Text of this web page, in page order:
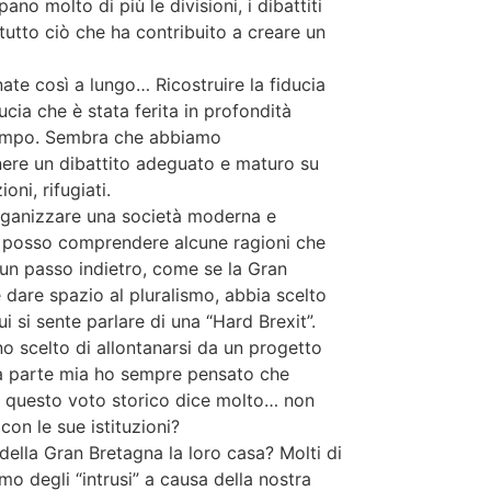
molto di più le divisioni, i dibattiti
ciò che ha contribuito a creare un
così a lungo… Ricostruire la fiducia
che è stata ferita in profondità
Sembra che abbiamo
un dibattito adeguato e maturo su
rifugiati.
una società moderna e
comprendere alcune ragioni che
passo indietro, come se la Gran
spazio al pluralismo, abbia scelto
sente parlare di una “Hard Brexit”.
scelto di allontanarsi da un progetto
mia ho sempre pensato che
questo voto storico dice molto… non
le sue istituzioni?
Gran Bretagna la loro casa? Molti di
degli “intrusi” a causa della nostra